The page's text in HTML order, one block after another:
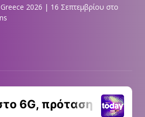
2026 | 16 Σεπτεμβρίου στο